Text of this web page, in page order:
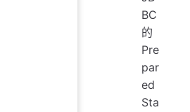
BC
的
Pre
par
ed
Sta